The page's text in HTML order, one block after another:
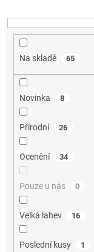
t
ů
Na skladě 65
Novinka 8
Přírodní 26
Ocenění 34
Pouze u nás 0
Velká lahev 16
Poslední kusy 1